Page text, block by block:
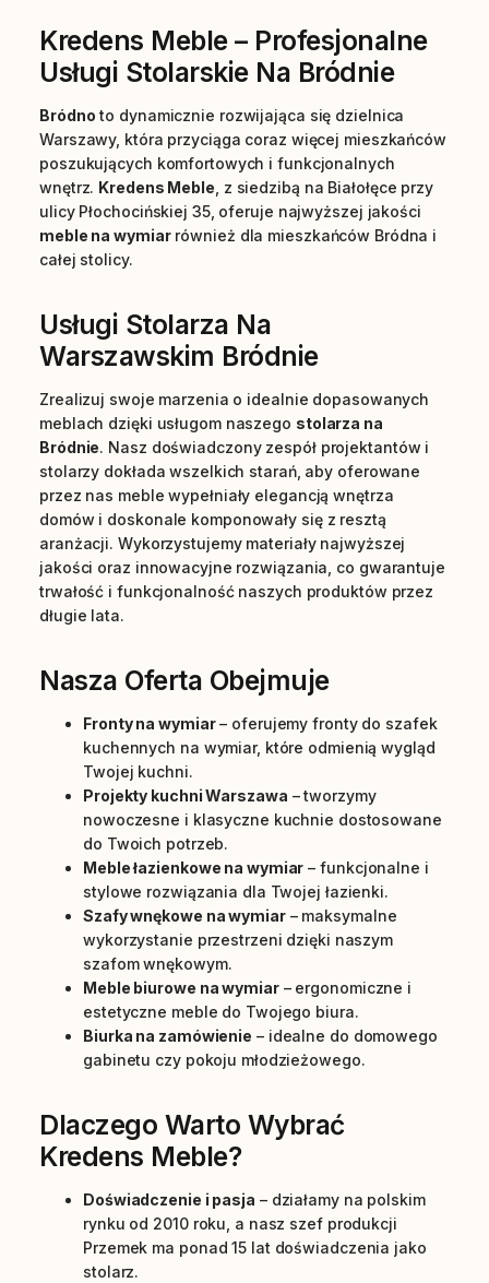
Kredens Meble – Profesjonalne
Usługi Stolarskie Na Bródnie
Bródnoto dynamicznie rozwijająca się dzielnica
Warszawy, która przyciąga coraz więcej mieszkańców
poszukujących komfortowych i funkcjonalnych
wnętrz. Kredens Meble , z siedzibą na Białołęce przy
ulicy Płochocińskiej 35, oferuje najwyższej jakości
meble na wymiarrównież dla mieszkańców Bródna i
całej stolicy.
Usługi Stolarza Na
Warszawskim Bródnie
Zrealizuj swoje marzenia o idealnie dopasowanych
meblach dzięki usługom naszego stolarza na
Bródnie. Nasz doświadczony zespół projektantów i
stolarzy dokłada wszelkich starań, aby oferowane
przez nas meble wypełniały elegancją wnętrza
domów i doskonale komponowały się z resztą
aranżacji. Wykorzystujemy materiały najwyższej
jakości oraz innowacyjne rozwiązania, co gwarantuje
trwałość i funkcjonalność naszych produktów przez
długie lata.
Nasza Oferta Obejmuje
Fronty na wymiar– oferujemy fronty do szafek
kuchennych na wymiar, które odmienią wygląd
Twojej kuchni.
Projekty kuchni Warszawa – tworzymy
nowoczesne i klasyczne kuchnie dostosowane
do Twoich potrzeb.
Meble łazienkowe na wymiar – funkcjonalne i
stylowe rozwiązania dla Twojej łazienki.
Szafy wnękowe na wymiar– maksymalne
wykorzystanie przestrzeni dzięki naszym
szafom wnękowym.
Meble biurowe na wymiar– ergonomiczne i
estetyczne meble do Twojego biura.
Biurka na zamówienie – idealne do domowego
gabinetu czy pokoju młodzieżowego.
Dlaczego Warto Wybrać
Kredens Meble?
Doświadczenie i pasja – działamy na polskim
rynku od 2010 roku, a nasz szef produkcji
Przemek ma ponad 15 lat doświadczenia jako
stolarz.